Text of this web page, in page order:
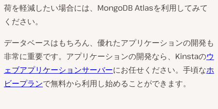
荷を軽減したい場合には、MongoDB Atlasを利用してみて
ください。
データベースはもちろん、優れたアプリケーションの開発も
非常に重要です。アプリケーションの開発なら、Kinstaのウ
ェブアプリケーションサーバーにお任せください。手頃なホ
ビープランで無料から利用し始めることができます。